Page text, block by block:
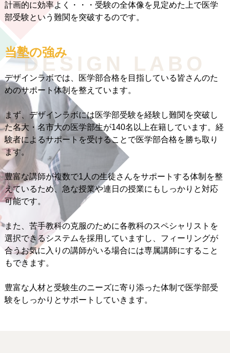
計画的に効率よく・・・受験の全体像を見定めた上で医学
部受験という難関を突破するのです。
DESIGN LABO
当塾の強み
デザインラボでは、医学部合格を目指している皆さんのた
めのサポート体制を整えています。
まず、デザインラボには医学部受験を経験し難関を突破し
た名大・名市大の医学部生が140名以上在籍しています。経
験者によるサポートを受けることで医学部合格を勝ち取り
ます。
豊富な講師が複数で1人の生徒さんをサポートする体制を整
えているため、急な授業や連日の授業にもしっかりと対応
可能です。
また、苦手教科の克服のために各教科のスペシャリストを
選択できるシステムを採用していますし、フィーリングが
合うお気に入りの講師がいる場合には専属講師にすること
もできます。
豊富な人材と受験生のニーズに寄り添った体制で医学部受
験をしっかりとサポートしていきます。